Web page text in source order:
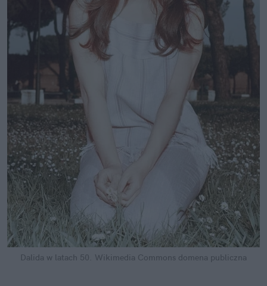
Dalida w latach 50. Wikimedia Commons domena publiczna